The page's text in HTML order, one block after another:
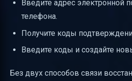
Введите адрес электронной
телефона.
Получите коды
Введите коды и создайте
Без двух способов связи